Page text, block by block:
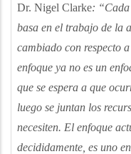
Dr. Nigel Clarke: “Cada
basa en el trabajo de la
cambiado con respecto
enfoque ya no es un
que se espera a que
luego se juntan los
necesiten. El enfoque
decididamente, es uno